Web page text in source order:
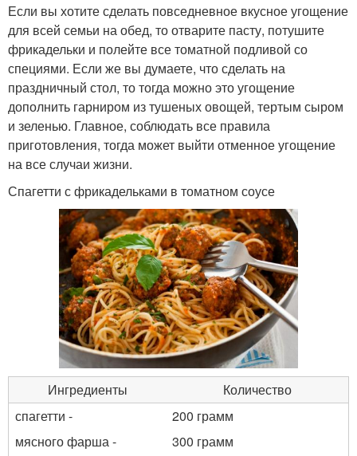
Если вы хотите сделать повседневное вкусное угощение
для всей семьи на обед, то отварите пасту, потушите
фрикадельки и полейте все томатной подливой со
специями. Если же вы думаете, что сделать на
праздничный стол, то тогда можно это угощение
дополнить гарниром из тушеных овощей, тертым сыром
и зеленью. Главное, соблюдать все правила
приготовления, тогда может выйти отменное угощение
на все случаи жизни.
Спагетти с фрикадельками в томатном соусе
Ингредиенты
Количество
спагетти -
200 грамм
мясного фарша -
300 грамм